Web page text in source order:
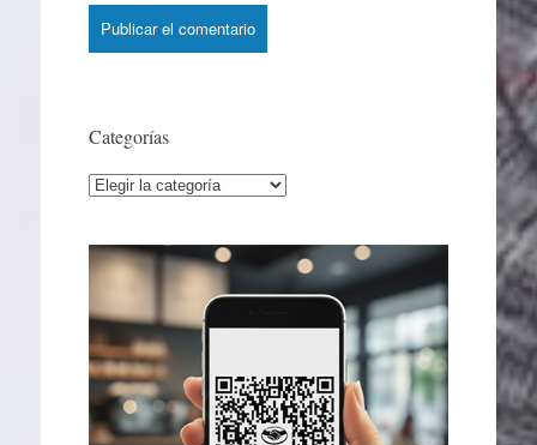
Categorías
Categorías